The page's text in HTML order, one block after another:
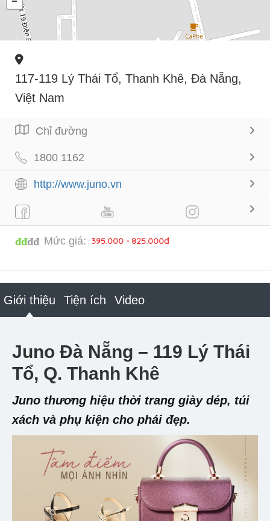
117-119 Lý Thái Tổ, Thanh Khê, Đà Nẵng,
Việt Nam
Chỉ đường
1800 1162
http://www.juno.vn
đđđđ Mức giá: 395.000 - 825.000đ
Giới thiệu Tiện ích Video
Juno Đà Nẵng – 119 Lý Thái
Tổ, Q. Thanh Khê
Juno thương hiệu thời trang giày dép, túi
xách và phụ kiện cho phái đẹp.